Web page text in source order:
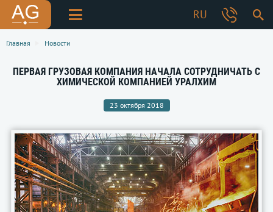
RU
Главная Новости
ПЕРВАЯ ГРУЗОВАЯ КОМПАНИЯ НАЧАЛА СОТРУДНИЧАТЬ С
ХИМИЧЕСКОЙ КОМПАНИЕЙ УРАЛХИМ
23 октября 2018